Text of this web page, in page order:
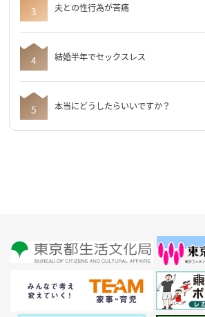
夫との性行為が苦痛
結婚半年でセックスレス
本当にどうしたらいいですか？